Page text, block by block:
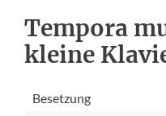
Tempora
kleine
Besetzung